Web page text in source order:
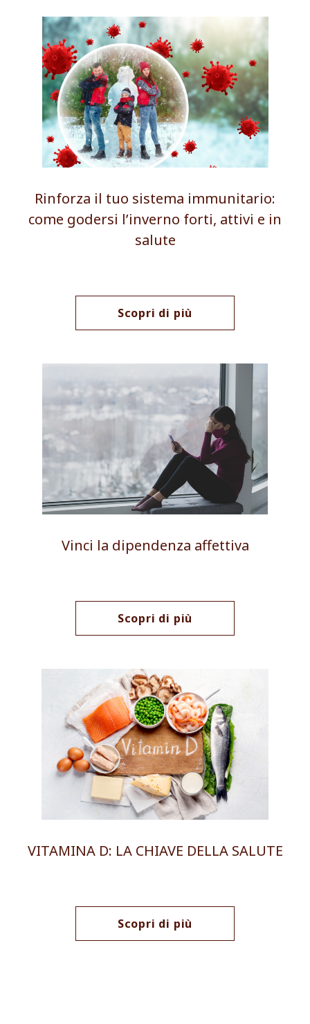
Rinforza il tuo sistema immunitario:
come godersi l’inverno forti, attivi e in
salute
Scopri di più
Vinci la dipendenza affettiva
Scopri di più
VITAMINA D: LA CHIAVE DELLA SALUTE
Scopri di più